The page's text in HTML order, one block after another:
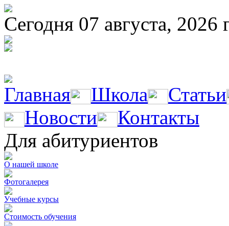
Сегодня 07 августа,
Главная Школа
Статьи
Новости
Контакты
Для абитуриентов
О нашей школе
Фотогалерея
Учебные курсы
Стоимость обучения